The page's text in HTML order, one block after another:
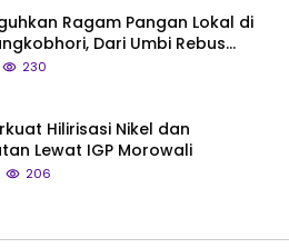
Ragam Pangan Lokal di
Dari Umbi Rebus
Beras Muna
230
Hilirisasi Nikel dan
Lewat IGP Morowali
206